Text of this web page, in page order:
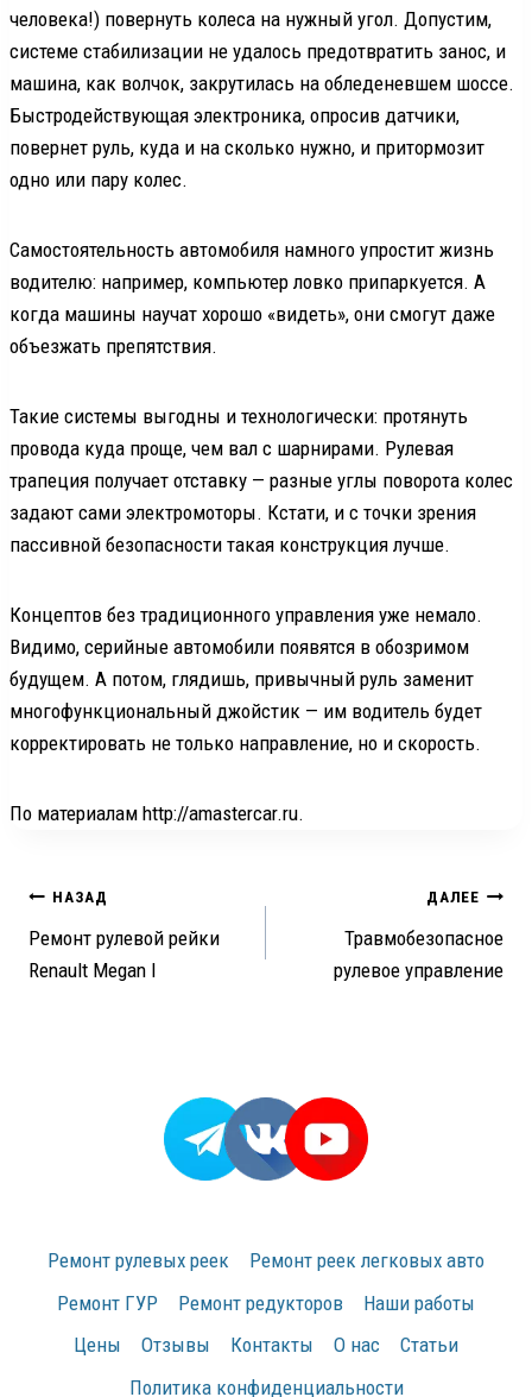
человека!) повернуть колеса на нужный угол. Допустим,
системе стабилизации не удалось предотвратить занос, и
машина, как волчок, закрутилась на обледеневшем шоссе.
Быстродействующая электроника, опросив датчики,
повернет руль, куда и на сколько нужно, и притормозит
одно или пару колес.
Самостоятельность автомобиля намного упростит жизнь
водителю: например, компьютер ловко припаркуется. А
когда машины научат хорошо «видеть», они смогут даже
объезжать препятствия.
Такие системы выгодны и технологически: протянуть
провода куда проще, чем вал с шарнирами. Рулевая
трапеция получает отставку — разные углы поворота колес
задают сами электромоторы. Кстати, и с точки зрения
пассивной безопасности такая конструкция лучше.
Концептов без традиционного управления уже немало.
Видимо, серийные автомобили появятся в обозримом
будущем. А потом, глядишь, привычный руль заменит
многофункциональный джойстик — им водитель будет
корректировать не только направление, но и скорость.
По материалам http://amastercar.ru.
Навигация
по
НАЗАД
Ремонт рулевой рейки
Renault Megan I
ДАЛЕЕ
Травмобезопасное
рулевое управление
Ремонт рулевых реек
Ремонт реек легковых авто
Ремонт ГУР
Ремонт редукторов
Наши работы
Цены
Отзывы Контакты О нас
Статьи
Политика конфиденциальности